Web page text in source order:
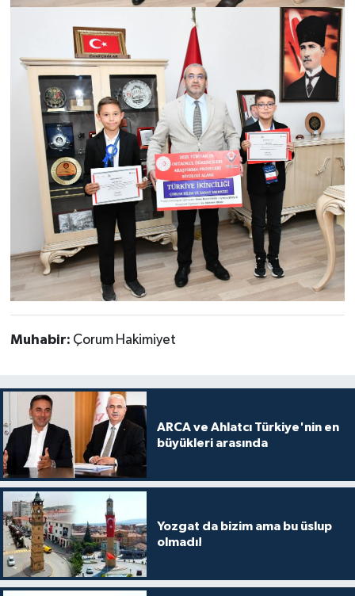
Muhabir: Çorum Hakimiyet
ARCA ve Ahlatcı Türkiye'nin en
büyükleri arasında
Yozgat da bizim ama bu üslup
olmadı!